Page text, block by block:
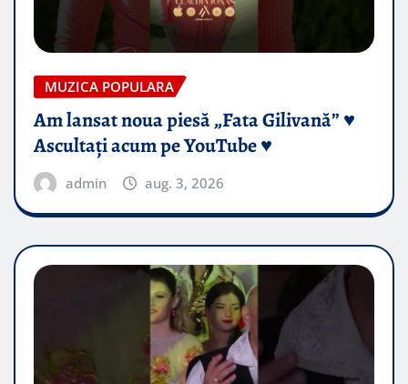
MUZICA POPULARA
Am lansat noua piesă „Fata Gilivană” ♥️
Ascultați acum pe YouTube ♥️
admin aug. 3, 2026